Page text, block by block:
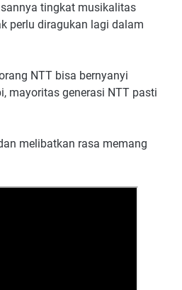
tingkat musikalitas
perlu diragukan lagi dalam
NTT bisa bernyanyi
mayoritas generasi NTT pasti
melibatkan rasa memang